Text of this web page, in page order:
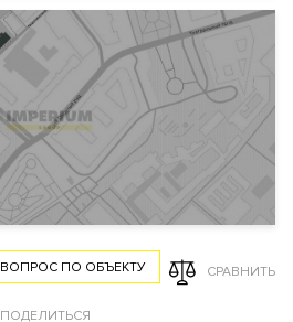
в общественных местах
Система увлажнение воздуха
паром
Центральное
Приточно-вытяжная
Индивидуальный тепловой пункт
Современные
ВОПРОС ПО ОБЪЕКТУ СРАВНИТЬ
ПОДЕЛИТЬСЯ